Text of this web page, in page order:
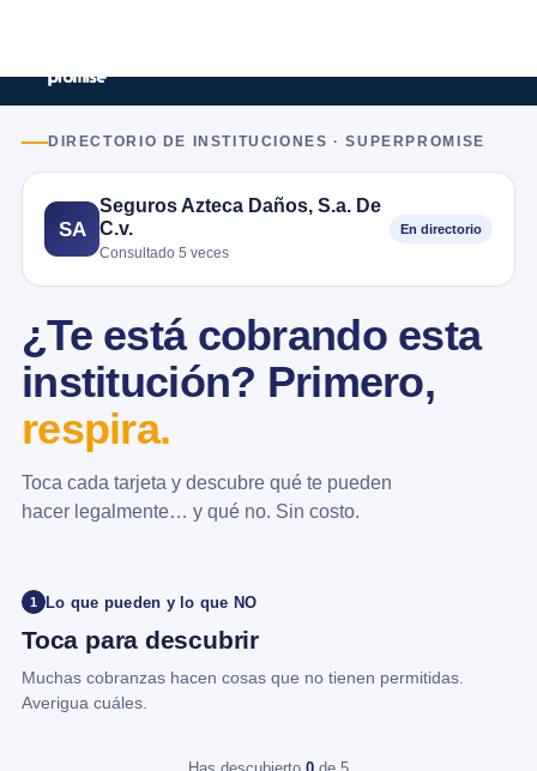
DIRECTORIO DE INSTITUCIONES · SUPERPROMISE
SA
Seguros Azteca Daños, S.a. De
C.v.
Consultado 5 veces
En directorio
¿Te está cobrando esta
institución? Primero,
respira.
Toca cada tarjeta y descubre qué te pueden
hacer legalmente… y qué no. Sin costo.
1 Lo que pueden y lo que NO
Toca para descubrir
Muchas cobranzas hacen cosas que no tienen permitidas.
Averigua cuáles.